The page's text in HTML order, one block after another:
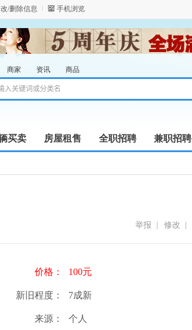
/删除信息 手机浏览
商家 资讯 商品
买卖 房屋租售 全职招聘 兼职招聘
修改
举报
价格： 100元
新旧程度： 7成新
来源： 个人